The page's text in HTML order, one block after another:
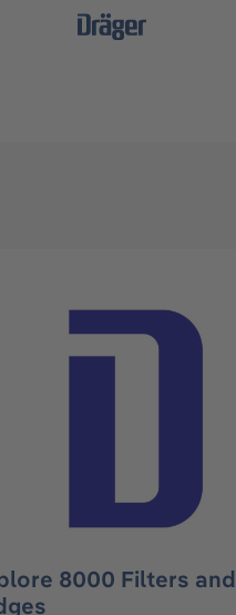
navigation
galerie d'images
8000 Filters and